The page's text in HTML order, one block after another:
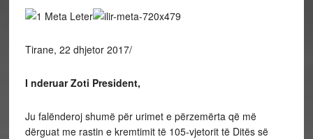
Tirane, 22 dhjetor 2017/
I nderuar Zoti President,
Ju falënderoj shumë për urimet e përzemërta që më
dërguat me rastin e kremtimit të 105-vjetorit të Ditës së